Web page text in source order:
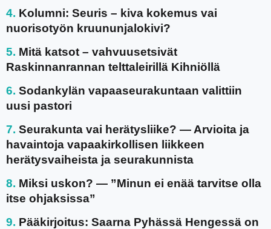
Kolumni: Seuris – kiva kokemus vai
nuorisotyön kruununjalokivi?
Mitä katsot – vahvuusetsivät
Raskinnanrannan telttaleirillä Kihniöllä
Sodankylän vapaaseurakuntaan valittiin
uusi pastori
Seurakunta vai herätysliike? — Arvioita ja
havaintoja vapaakirkollisen liikkeen
herätysvaiheista ja seurakunnista
Miksi uskon? — ”Minun ei enää tarvitse olla
itse ohjaksissa”
Pääkirjoitus: Saarna Pyhässä Hengessä on